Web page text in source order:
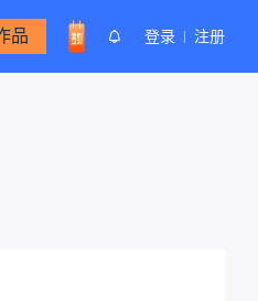
品 登录 注册